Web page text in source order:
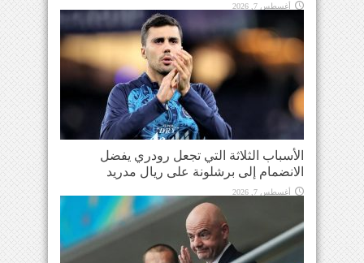
أغسطس 7, 2026
الأسباب الثلاثة التي تجعل رودري يفضل
الانضمام إلى برشلونة على ريال مدريد
أغسطس 7, 2026